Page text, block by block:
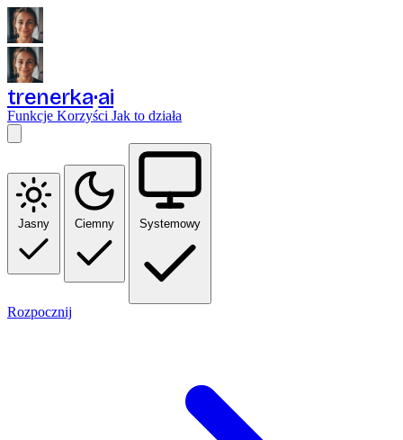
trenerka ai
Funkcje Korzyści Jak to działa
Jasny Ciemny Systemowy
Rozpocznij